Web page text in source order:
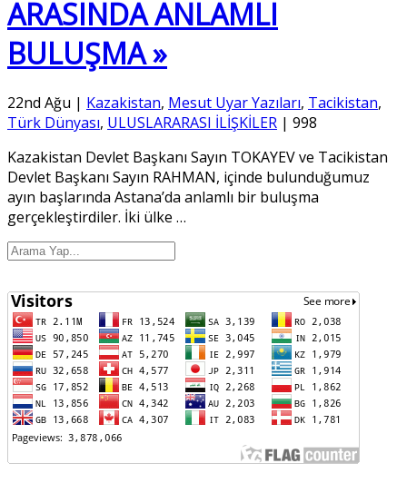
ARASINDA ANLAMLI
BULUŞMA »
22nd Ağu | Kazakistan, Mesut Uyar Yazıları, Tacikistan,
Türk Dünyası, ULUSLARARASI İLİŞKİLER | 998
Kazakistan Devlet Başkanı Sayın TOKAYEV ve Tacikistan
Devlet Başkanı Sayın RAHMAN, içinde bulunduğumuz
ayın başlarında Astana’da anlamlı bir buluşma
gerçekleştirdiler. İki ülke …